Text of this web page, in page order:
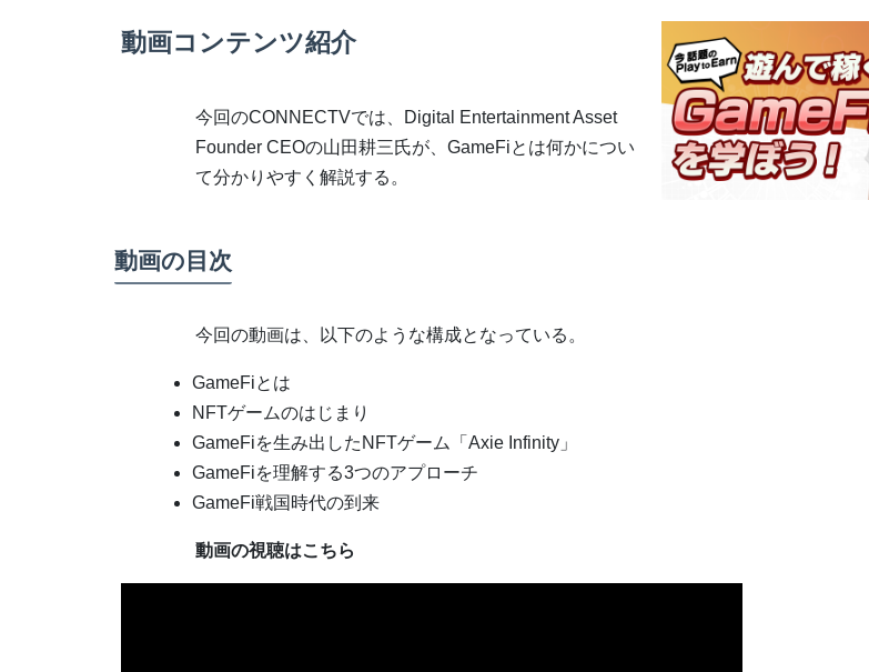
動画コンテンツ紹介
今回のCONNECTVでは、Digital Entertainment Asset
Founder CEOの山田耕三氏が、GameFiとは何かについ
て分かりやすく解説する。
動画の目次
今回の動画は、以下のような構成となっている。
GameFiとは
NFTゲームのはじまり
GameFiを生み出したNFTゲーム「Axie Infinity」
GameFiを理解する3つのアプローチ
GameFi戦国時代の到来
動画の視聴はこちら